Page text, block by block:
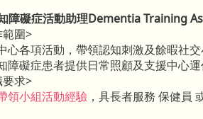
障礙症活動助理Dementia Training
圍>
心各項活動，帶領認知刺激及餘暇社
障礙症患者提供日常照顧及支援中心
求>
領小組活動經驗 ，具長者服務 保健員